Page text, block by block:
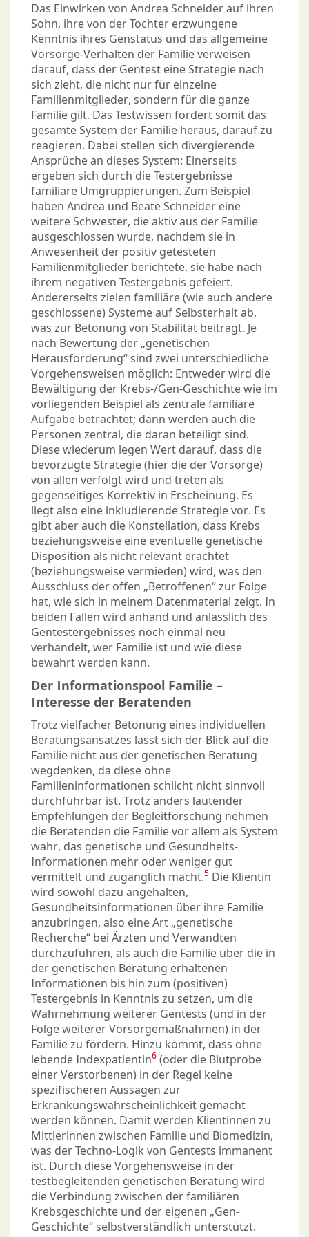
Das Einwirken von Andrea Schneider auf ihren
Sohn, ihre von der Tochter erzwungene
Kenntnis ihres Genstatus und das allgemeine
Vorsorge-Verhalten der Familie verweisen
darauf, dass der Gentest eine Strategie nach
sich zieht, die nicht nur für einzelne
Familienmitglieder, sondern für die ganze
Familie gilt. Das Testwissen fordert somit das
gesamte System der Familie heraus, darauf zu
reagieren. Dabei stellen sich divergierende
Ansprüche an dieses System: Einerseits
ergeben sich durch die Testergebnisse
familiäre Umgruppierungen. Zum Beispiel
haben Andrea und Beate Schneider eine
weitere Schwester, die aktiv aus der Familie
ausgeschlossen wurde, nachdem sie in
Anwesenheit der positiv getesteten
Familienmitglieder berichtete, sie habe nach
ihrem negativen Testergebnis gefeiert.
Andererseits zielen familiäre (wie auch andere
geschlossene) Systeme auf Selbsterhalt ab,
was zur Betonung von Stabilität beiträgt. Je
nach Bewertung der „genetischen
Herausforderung“ sind zwei unterschiedliche
Vorgehensweisen möglich: Entweder wird die
Bewältigung der Krebs-/Gen-Geschichte wie im
vorliegenden Beispiel als zentrale familiäre
Aufgabe betrachtet; dann werden auch die
Personen zentral, die daran beteiligt sind.
Diese wiederum legen Wert darauf, dass die
bevorzugte Strategie (hier die der Vorsorge)
von allen verfolgt wird und treten als
gegenseitiges Korrektiv in Erscheinung. Es
liegt also eine inkludierende Strategie vor. Es
gibt aber auch die Konstellation, dass Krebs
beziehungsweise eine eventuelle genetische
Disposition als nicht relevant erachtet
(beziehungsweise vermieden) wird, was den
Ausschluss der offen „Betroffenen“ zur Folge
hat, wie sich in meinem Datenmaterial zeigt. In
beiden Fällen wird anhand und anlässlich des
Gentestergebnisses noch einmal neu
verhandelt, wer Familie ist und wie diese
bewahrt werden kann.
Der Informationspool Familie –
Interesse der Beratenden
Trotz vielfacher Betonung eines individuellen
Beratungsansatzes lässt sich der Blick auf die
Familie nicht aus der genetischen Beratung
wegdenken, da diese ohne
Familieninformationen schlicht nicht sinnvoll
durchführbar ist. Trotz anders lautender
Empfehlungen der Begleitforschung nehmen
die Beratenden die Familie vor allem als System
wahr, das genetische und Gesundheits-
Informationen mehr oder weniger gut
vermittelt und zugänglich macht.5 Die Klientin
wird sowohl dazu angehalten,
Gesundheitsinformationen über ihre Familie
anzubringen, also eine Art „genetische
Recherche“ bei Ärzten und Verwandten
durchzuführen, als auch die Familie über die in
der genetischen Beratung erhaltenen
Informationen bis hin zum (positiven)
Testergebnis in Kenntnis zu setzen, um die
Wahrnehmung weiterer Gentests (und in der
Folge weiterer Vorsorgemaßnahmen) in der
Familie zu fördern. Hinzu kommt, dass ohne
lebende Indexpatientin6 (oder die Blutprobe
einer Verstorbenen) in der Regel keine
spezifischeren Aussagen zur
Erkrankungswahrscheinlichkeit gemacht
werden können. Damit werden Klientinnen zu
Mittlerinnen zwischen Familie und Biomedizin,
was der Techno-Logik von Gentests immanent
ist. Durch diese Vorgehensweise in der
testbegleitenden genetischen Beratung wird
die Verbindung zwischen der familiären
Krebsgeschichte und der eigenen „Gen-
Geschichte“ selbstverständlich unterstützt.